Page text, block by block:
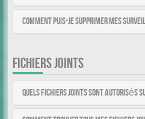
Comment puis-je supprimer mes
FICHIERS JOINTS
Quels fichiers joints sont autorisés